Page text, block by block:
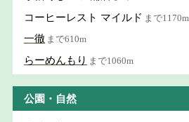
コーヒーレスト マイルド まで1170m
一徹 まで610m
らーめんもり まで1060m
公園・自然